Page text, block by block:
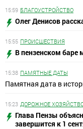
15:59 БЛАГОУСТРОЙСТВО
Олег Денисов
15:55 ПРОИСШЕСТВИЯ
В пензенском баре
15:38 ПАМЯТНЫЕ ДАТЫ
Памятная дата в
15:23 ДОРОЖНОЕ
Глава Пензы
завершится к 1